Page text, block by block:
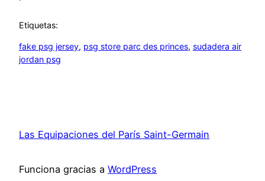
Etiquetas:
fake psg jersey, psg store parc des princes, sudadera air
jordan psg
Las Equipaciones del París Saint-Germain
Funciona gracias a WordPress